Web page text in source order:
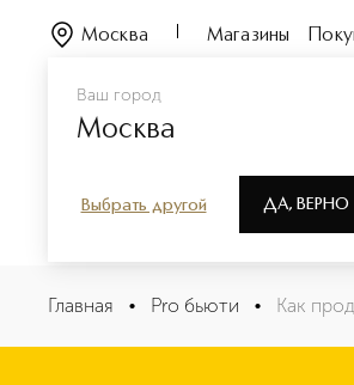
Ваш город
Москва
Выбрать другой ДА, ВЕРНО
Москва Магазины
Как сохранить
Главная • Pro бьюти • Как